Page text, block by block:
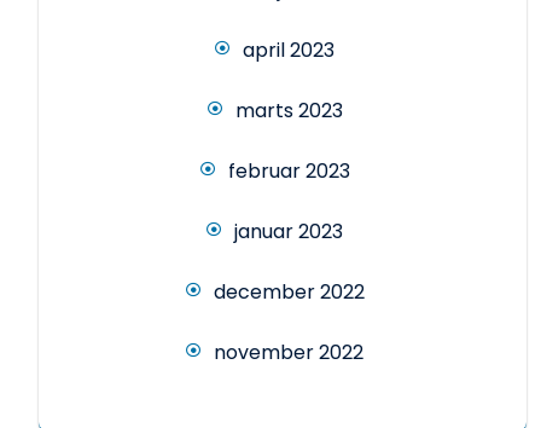
april 2023
marts 2023
februar 2023
januar 2023
december 2022
november 2022